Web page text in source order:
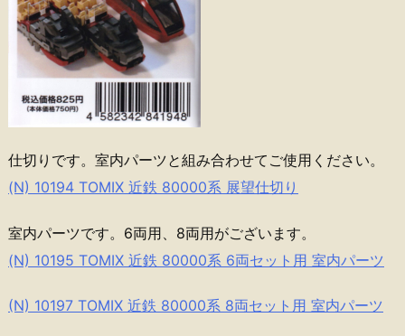
仕切りです。室内パーツと組み合わせてご使用ください。
(N) 10194 TOMIX 近鉄 80000系 展望仕切り
室内パーツです。6両用、8両用がございます。
(N) 10195 TOMIX 近鉄 80000系 6両セット用 室内パーツ
(N) 10197 TOMIX 近鉄 80000系 8両セット用 室内パーツ